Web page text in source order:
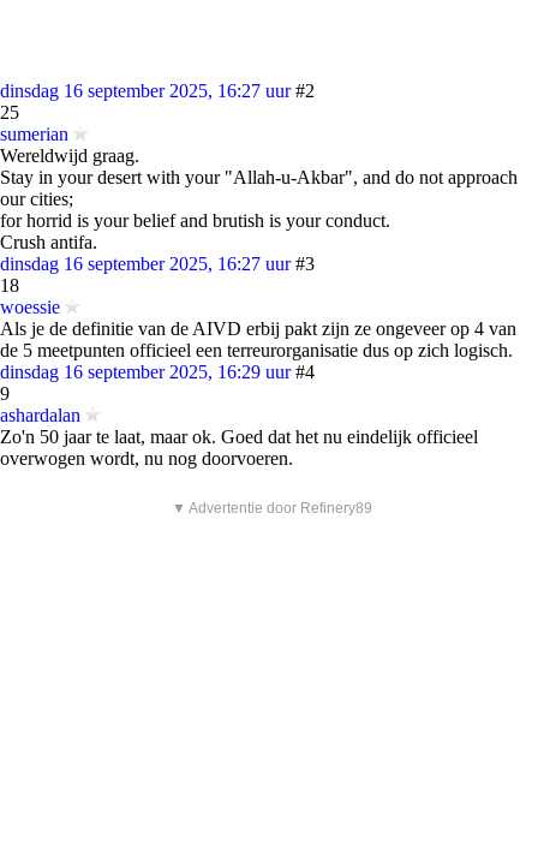
dinsdag 16 september 2025, 16:27 uur #2
25
sumerian
Wereldwijd graag.
Stay in your desert with your "Allah-u-Akbar", and do not approach
our cities;
for horrid is your belief and brutish is your conduct.
Crush antifa.
dinsdag 16 september 2025, 16:27 uur #3
18
woessie
Als je de definitie van de AIVD erbij pakt zijn ze ongeveer op 4 van
de 5 meetpunten officieel een terreurorganisatie dus op zich logisch.
dinsdag 16 september 2025, 16:29 uur #4
9
ashardalan
Zo'n 50 jaar te laat, maar ok. Goed dat het nu eindelijk officieel
overwogen wordt, nu nog doorvoeren.
▼ Advertentie door Refinery89